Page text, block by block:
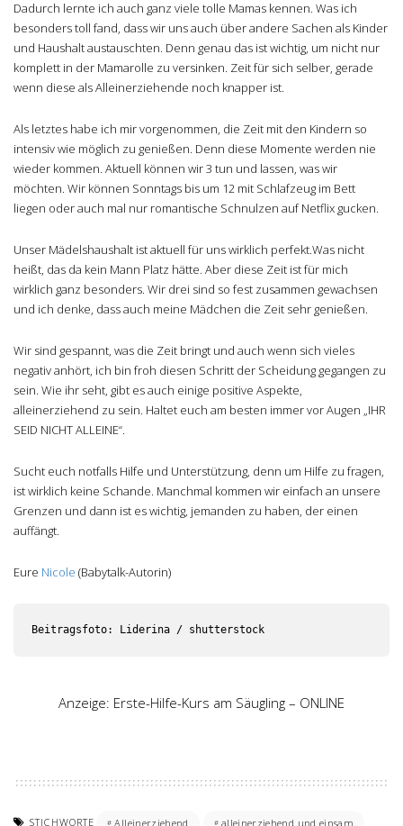
Dadurch lernte ich auch ganz viele tolle Mamas kennen. Was ich
besonders toll fand, dass wir uns auch über andere Sachen als Kinder
und Haushalt austauschten. Denn genau das ist wichtig, um nicht nur
komplett in der Mamarolle zu versinken. Zeit für sich selber, gerade
wenn diese als Alleinerziehende noch knapper ist.
Als letztes habe ich mir vorgenommen, die Zeit mit den Kindern so
intensiv wie möglich zu genießen. Denn diese Momente werden nie
wieder kommen. Aktuell können wir 3 tun und lassen, was wir
möchten. Wir können Sonntags bis um 12 mit Schlafzeug im Bett
liegen oder auch mal nur romantische Schnulzen auf Netflix gucken.
Unser Mädelshaushalt ist aktuell für uns wirklich perfekt.Was nicht
heißt, das da kein Mann Platz hätte. Aber diese Zeit ist für mich
wirklich ganz besonders. Wir drei sind so fest zusammen gewachsen
und ich denke, dass auch meine Mädchen die Zeit sehr genießen.
Wir sind gespannt, was die Zeit bringt und auch wenn sich vieles
negativ anhört, ich bin froh diesen Schritt der Scheidung gegangen zu
sein. Wie ihr seht, gibt es auch einige positive Aspekte,
alleinerziehend zu sein. Haltet euch am besten immer vor Augen „IHR
SEID NICHT ALLEINE“.
Sucht euch notfalls Hilfe und Unterstützung, denn um Hilfe zu fragen,
ist wirklich keine Schande. Manchmal kommen wir einfach an unsere
Grenzen und dann ist es wichtig, jemanden zu haben, der einen
auffängt.
Eure Nicole (Babytalk-Autorin)
Beitragsfoto: Liderina / shutterstock
Anzeige: Erste-Hilfe-Kurs am Säugling – ONLINE
STICHWORTE Alleinerziehend alleinerziehend und einsam